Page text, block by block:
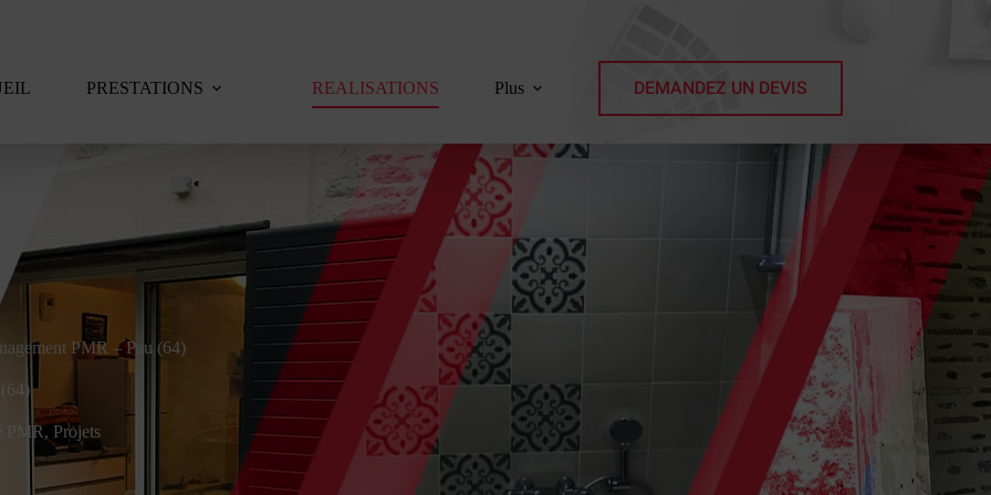
PRESTATIONS REALISATIONS Plus DEMANDEZ UN DEVIS
PMR – Pau (64)
PMR, Projets